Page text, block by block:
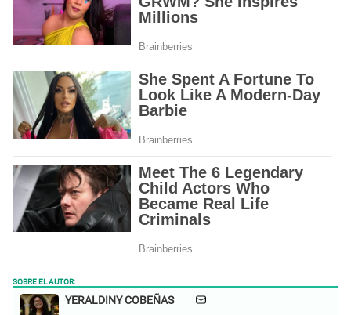
SOBRE EL AUTOR:
YERALDINY COBEÑAS